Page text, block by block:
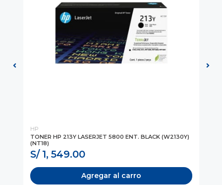
HP
TONER HP 213Y LASERJET 5800 ENT. BLACK (W2130Y)
(NT18)
S/ 1, 549.00
Agregar al carro